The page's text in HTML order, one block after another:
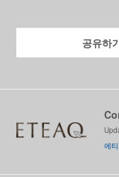
공유하
에